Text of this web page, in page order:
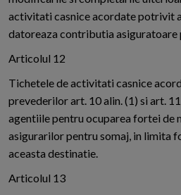
activitati casnice acordate potrivit
datoreaza contributia asiguratoare
Articolul 12
Tichetele de activitati casnice
prevederilor art. 10 alin. (1) si art.
agentiile pentru ocuparea fortei de
asigurarilor pentru somaj, in limita
aceasta destinatie.
Articolul 13